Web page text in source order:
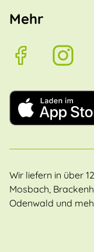
Mehr
Wir liefern in über
Mosbach,
Odenwald und